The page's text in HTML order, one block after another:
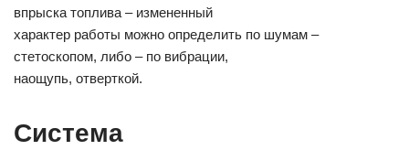
впрыска топлива – измененный
характер работы можно определить по шумам –
стетоскопом, либо – по вибрации,
наощупь, отверткой.
Система